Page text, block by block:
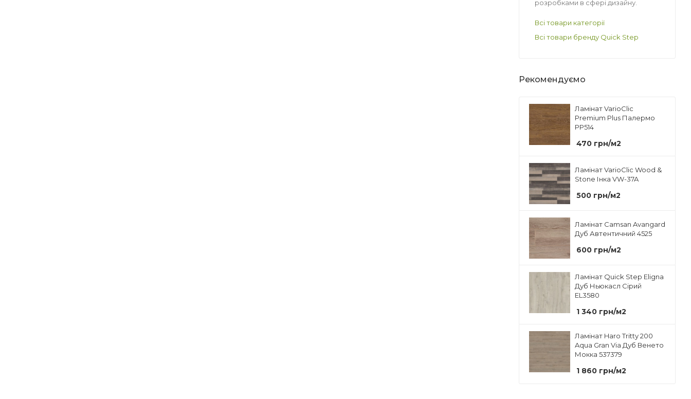
розробками в сфері дизайну.
Всі товари категорії
Всі товари бренду Quick Step
Рекомендуємо
Ламінат VarioClic
Premium Plus Палермо
PP514
470 грн/м2
Ламінат VarioClic Wood &
Stone Інка VW-37A
500 грн/м2
Ламінат Camsan Avangard
Дуб Автентичний 4525
600 грн/м2
Ламінат Quick Step Eligna
Дуб Ньюкасл Сірий
EL3580
1 340 грн/м2
Ламінат Haro Tritty 200
Aqua Gran Via Дуб Венето
Мокка 537379
1 860 грн/м2